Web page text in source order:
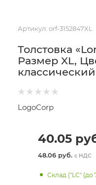
Артикул: orf-3152847XL
Толстовка
Размер XL,
классический
LogoCorp
40.05
48.06 руб. с НДС
Склад ("LC" (до